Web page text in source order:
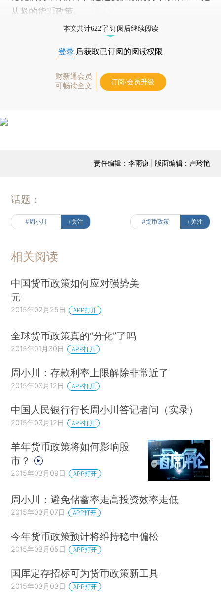
从紧的货币政策。
本文共计622字 订阅后继续阅读
登录 后获取已订阅的阅读权限
财新通会员
可畅读全文
订阅/会员升级
责任编辑：李雨谦 | 版面编辑：卢玲艳
话题：
#周小川 +关注 #货币政策 +关注
相关阅读
中国货币政策如何应对强势美
元
2015年02月25日 APP打开
全球货币政策真的“分化”了吗
2015年01月30日 APP打开
周小川：存款利率上限解除非常近了
2015年03月12日 APP打开
中国人民银行行长周小川答记者问（实录）
2015年03月12日 APP打开
羊年货币政策将如何影响股
市？
2015年03月09日 APP打开
周小川：避免储蓄率走高投资效率走低
2015年03月07日 APP打开
今年货币政策预计将维持稳中偏松
2015年03月05日 APP打开
国库定存招标可为货币政策新工具
2015年03月03日 APP打开